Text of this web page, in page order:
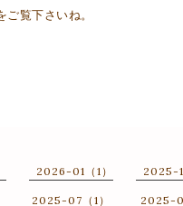
覧下さいね。
2026-01（1） 2025-
2025-07（1） 2025-